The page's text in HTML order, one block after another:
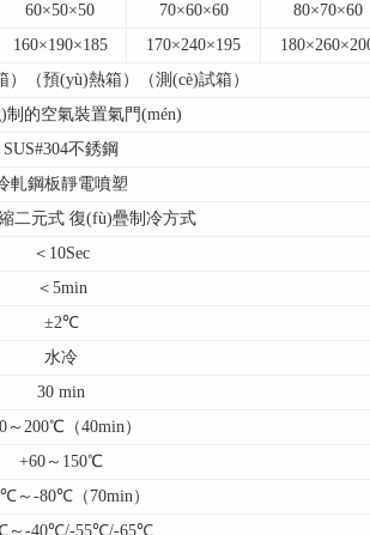
60×50×50 70×60×60 80×70×60
160×190×185 170×240×195 180
）（預(yù)熱箱）（測(cè)試箱）
制的空氣裝置氣門(mén)
SUS#304不銹鋼
軋鋼板靜電噴塑
二元式 復(fù)疊制冷方式
＜10Sec
＜5min
±2℃
水冷
30 min
～200℃（40min）
+60 ～150℃
℃～-80℃（70min）
～-40℃/-55℃/-65℃